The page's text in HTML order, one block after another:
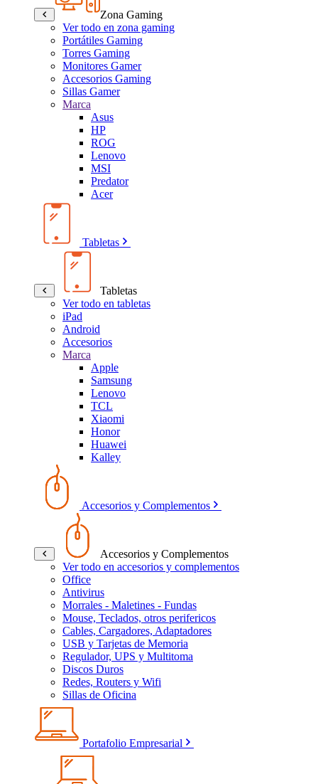
Zona Gaming
Ver todo en zona gaming
Portátiles Gaming
Torres Gaming
Monitores Gamer
Accesorios Gaming
Sillas Gamer
Marca
Asus
HP
ROG
Lenovo
MSI
Predator
Acer
Tabletas
Tabletas
Ver todo en tabletas
iPad
Android
Accesorios
Marca
Apple
Samsung
Lenovo
TCL
Xiaomi
Honor
Huawei
Kalley
Accesorios y Complementos
Accesorios y Complementos
Ver todo en accesorios y complementos
Office
Antivirus
Morrales - Maletines - Fundas
Mouse, Teclados, otros perifericos
Cables, Cargadores, Adaptadores
USB y Tarjetas de Memoria
Regulador, UPS y Multitoma
Discos Duros
Redes, Routers y Wifi
Sillas de Oficina
Portafolio Empresarial